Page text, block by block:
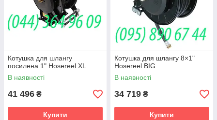
Котушка для шлангу
посилена 1" Hosereel XL
В наявності
41 496 ₴
Купити
Котушка для шлангу 8×1"
Hosereel BIG
В наявності
34 719 ₴
Купити